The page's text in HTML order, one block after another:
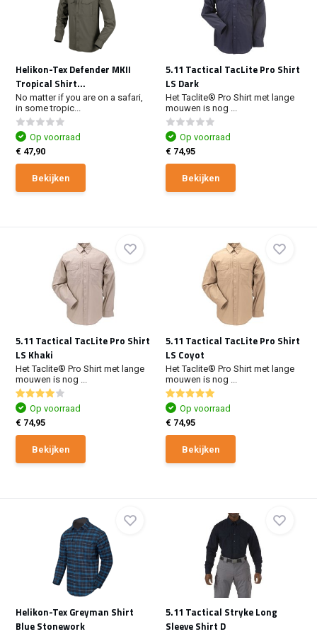
Helikon-Tex Defender MKII
Tropical Shirt...
No matter if you are on a safari,
in some tropic...
Op voorraad
€ 47,90
Bekijken
5.11 Tactical TacLite Pro Shirt
LS Dark
Het Taclite® Pro Shirt met lange
mouwen is nog ...
Op voorraad
€ 74,95
Bekijken
5.11 Tactical TacLite Pro Shirt
LS Khaki
Het Taclite® Pro Shirt met lange
mouwen is nog ...
Op voorraad
€ 74,95
Bekijken
5.11 Tactical TacLite Pro Shirt
LS Coyot
Het Taclite® Pro Shirt met lange
mouwen is nog ...
Op voorraad
€ 74,95
Bekijken
Helikon-Tex Greyman Shirt
Blue Stonework
5.11 Tactical Stryke Long
Sleeve Shirt D